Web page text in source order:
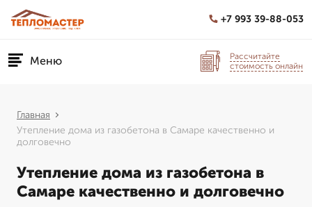
+7 993 39-88-053
Меню
Рассчитайте
стоимость онлайн
Главная
Утепление дома из газобетона в Самаре качественно и
долговечно
Утепление дома из газобетона в
Самаре качественно и долговечно